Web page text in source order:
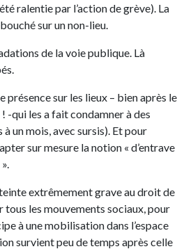
ralentie par l’action de grève). La
sur un non-lieu.
de la voie publique. Là
présence sur les lieux – bien après le
qui les a fait condamner à des
un mois, avec sursis). Et pour
sur mesure la notion « d’entrave
extrêmement grave au droit de
tous les mouvements sociaux, pour
à une mobilisation dans l’espace
survient peu de temps après celle